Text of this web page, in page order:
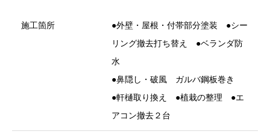
施工箇所
●外壁・屋根・付帯部分塗装 ●シー
リング撤去打ち替え ●ベランダ防
水
●鼻隠し・破風 ガルバ鋼板巻き
●軒樋取り換え ●植栽の整理 ●エ
アコン撤去２台